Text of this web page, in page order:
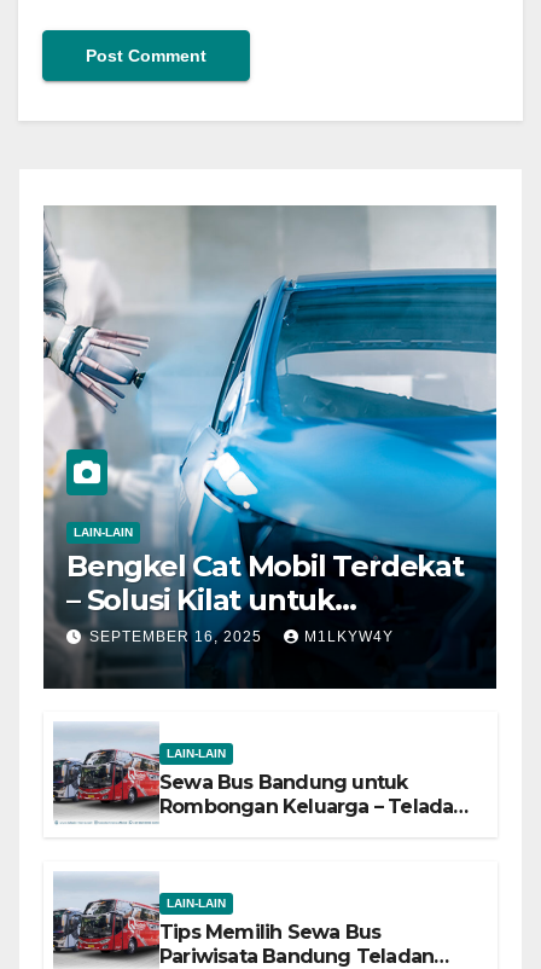
LAIN-LAIN
Bengkel Cat Mobil Terdekat
– Solusi Kilat untuk
Tampilan Kendaraan yang
Selalu Prima
SEPTEMBER 16, 2025 M1LKYW4Y
LAIN-LAIN
Sewa Bus Bandung untuk
Rombongan Keluarga – Teladan
LAIN-LAIN
Tips Memilih Sewa Bus
Pariwisata Bandung Teladan